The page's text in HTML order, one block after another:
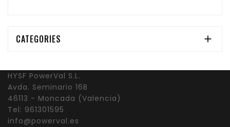
CATEGORIES 
HYSF PowerVal S.L.
Avda. Seminario 16B
46113 - Moncada (Valencia)
Tel: 961301595
info@powerval.es